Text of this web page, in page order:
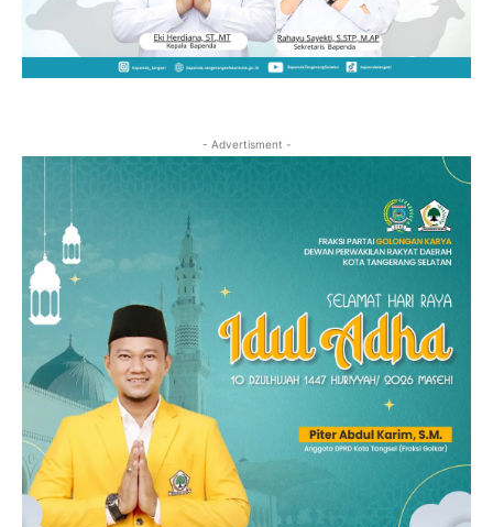
- Advertisment -